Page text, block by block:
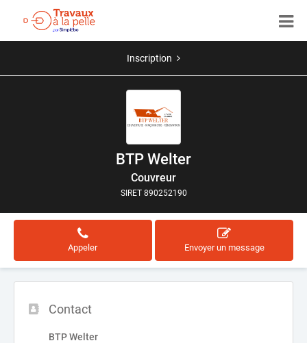
Inscription
BTP Welter
Couvreur
SIRET 890252190
Appeler Envoyer un message
Contact
BTP Welter